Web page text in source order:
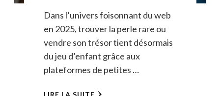
Dans l’univers foisonnant du web
en 2025, trouver la perle rare ou
vendre son trésor tient désormais
du jeu d’enfant grâce aux
plateformes de petites …
LIRE LA SUITE